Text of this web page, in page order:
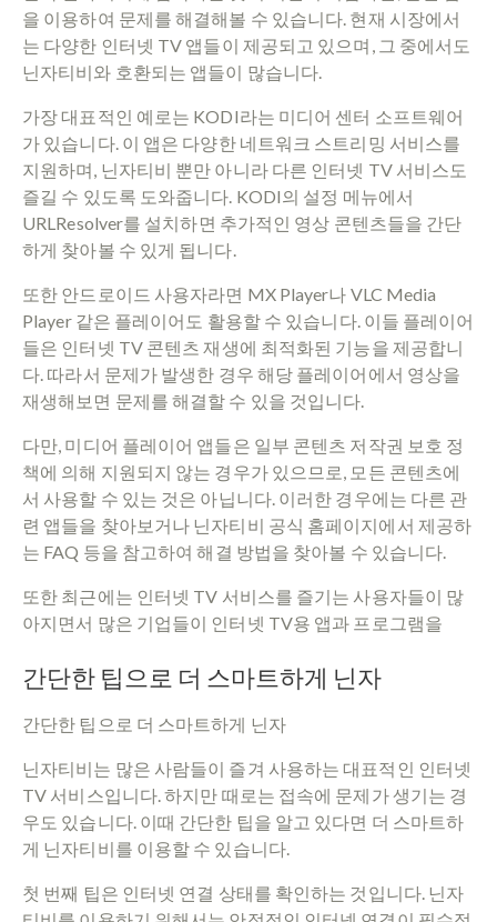
을 이용하여 문제를 해결해볼 수 있습니다. 현재 시장에서
는 다양한 인터넷 TV 앱들이 제공되고 있으며, 그 중에서도
닌자티비와 호환되는 앱들이 많습니다.
가장 대표적인 예로는 KODI라는 미디어 센터 소프트웨어
가 있습니다. 이 앱은 다양한 네트워크 스트리밍 서비스를
지원하며, 닌자티비 뿐만 아니라 다른 인터넷 TV 서비스도
즐길 수 있도록 도와줍니다. KODI의 설정 메뉴에서
URLResolver를 설치하면 추가적인 영상 콘텐츠들을 간단
하게 찾아볼 수 있게 됩니다.
또한 안드로이드 사용자라면 MX Player나 VLC Media
Player 같은 플레이어도 활용할 수 있습니다. 이들 플레이어
들은 인터넷 TV 콘텐츠 재생에 최적화된 기능을 제공합니
다. 따라서 문제가 발생한 경우 해당 플레이어에서 영상을
재생해보면 문제를 해결할 수 있을 것입니다.
다만, 미디어 플레이어 앱들은 일부 콘텐츠 저작권 보호 정
책에 의해 지원되지 않는 경우가 있으므로, 모든 콘텐츠에
서 사용할 수 있는 것은 아닙니다. 이러한 경우에는 다른 관
련 앱들을 찾아보거나 닌자티비 공식 홈페이지에서 제공하
는 FAQ 등을 참고하여 해결 방법을 찾아볼 수 있습니다.
또한 최근에는 인터넷 TV 서비스를 즐기는 사용자들이 많
아지면서 많은 기업들이 인터넷 TV용 앱과 프로그램을
간단한 팁으로 더 스마트하게 닌자
간단한 팁으로 더 스마트하게 닌자
닌자티비는 많은 사람들이 즐겨 사용하는 대표적인 인터넷
TV 서비스입니다. 하지만 때로는 접속에 문제가 생기는 경
우도 있습니다. 이때 간단한 팁을 알고 있다면 더 스마트하
게 닌자티비를 이용할 수 있습니다.
첫 번째 팁은 인터넷 연결 상태를 확인하는 것입니다. 닌자